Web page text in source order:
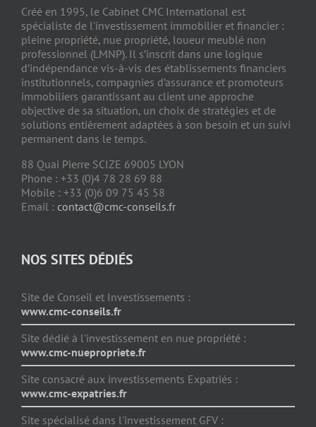
Créé en 1995, le Cabinet CMC International est
spécialiste de l'investissement immobilier et financier :
pleine propriété, nue propriété, loueur meublé non
professionnel (LMNP). Il s’inscrit dans une logique
d’indépendance vis-à-vis des établissements financiers
institutionnels, compagnies d’assurance et promoteurs
immobiliers garantissant au client une approche
objective de sa situation, un choix de stratégies et de
solutions entièrement adaptées à son besoin et un suivi
permanent dans le temps.
88 Quai Pierre SCIZE 69005 LYON
Phone : +33 (0)4 78 28 69 88
Mobile : +33 (0)6 09 75 45 58
Email : contact@cmc-conseils.fr
NOS SITES DÉDIÉS
Site de Conseil et Investissements :
www.cmc-conseils.fr
Site dédié à l'investissement en nue propriété :
www.cmc-nuepropriete.fr
Site consacré aux investissements Expatriés :
www.cmc-expatries.fr
Site spécialisé dans l'investissement GFV :